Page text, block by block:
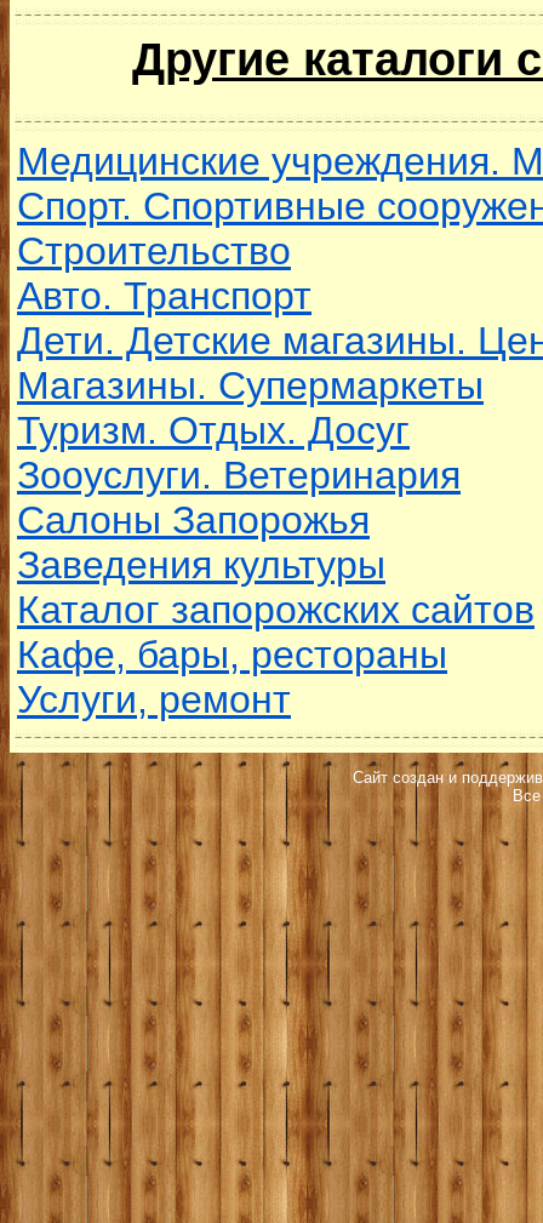
Другие каталоги
Медицинские учреждения.
Спорт. Спортивные
Строительство
Авто. Транспорт
Дети. Детские магазины.
Магазины. Супермаркеты
Туризм. Отдых. Досуг
Зооуслуги. Ветеринария
Салоны Запорожья
Заведения культуры
Каталог запорожских сайтов
Кафе, бары, рестораны
Услуги, ремонт
Сайт создан и